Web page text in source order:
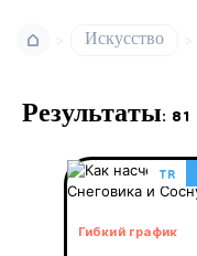
Искусство
Результаты: 81
TR
Гибкий график